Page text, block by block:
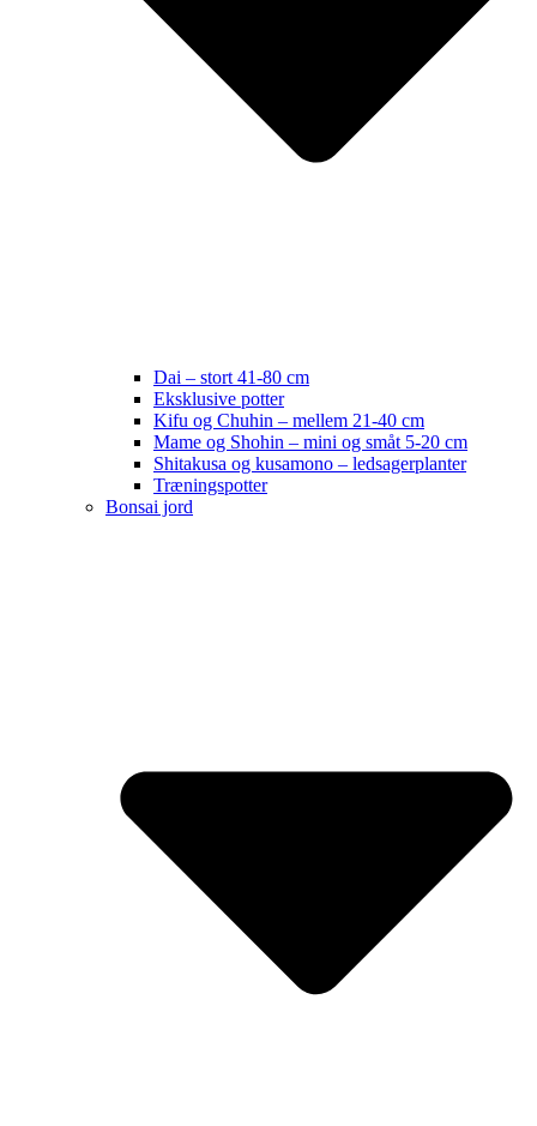
Dai – stort 41-80 cm
Eksklusive potter
Kifu og Chuhin – mellem 21-40 cm
Mame og Shohin – mini og småt 5-20 cm
Shitakusa og kusamono – ledsagerplanter
Træningspotter
Bonsai jord